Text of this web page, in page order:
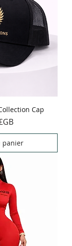
Cap
panier